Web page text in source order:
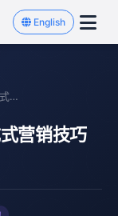
English
突破营销新境界：全网AI生成式营销技巧大揭秘
营销技巧